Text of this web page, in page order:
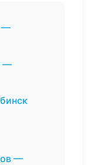
—
—
—